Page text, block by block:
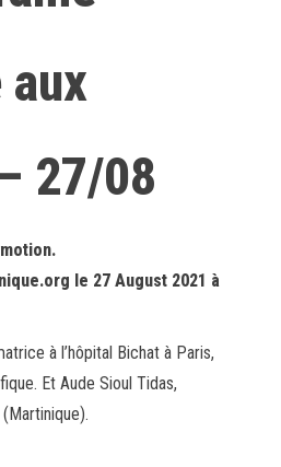
27/08
le 27 August 2021 à
à l’hôpital Bichat à Paris,
Et Aude Sioul Tidas,